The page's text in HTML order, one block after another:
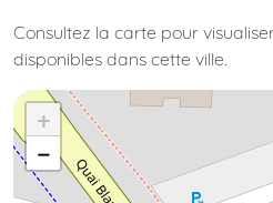
Consultez la carte pour
disponibles dans cette ville.
+
−